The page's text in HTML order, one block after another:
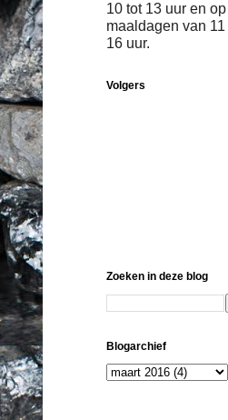
10 tot 13 uur en op
maaldagen van 11
16 uur.
Volgers
Zoeken in deze blog
Blogarchief